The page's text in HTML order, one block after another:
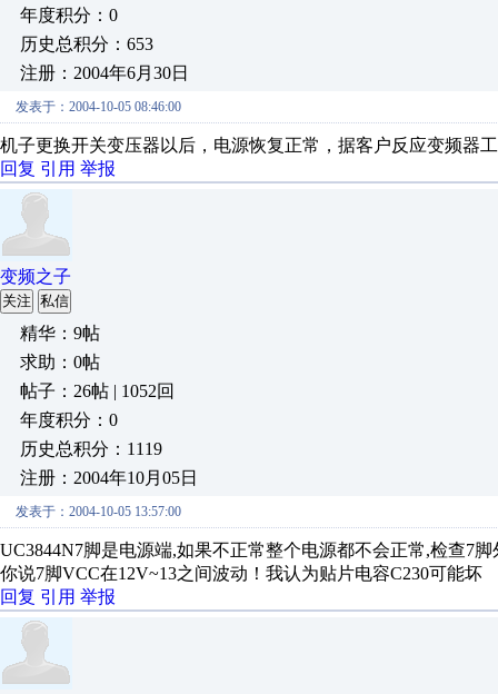
年度积分：0
历史总积分：653
注册：2004年6月30日
发表于：2004-10-05 08:46:00
机子更换开关变压器以后，电源恢复正常，据客户反应变频器
回复 引用 举报
变频之子
关注 私信
精华：9帖
求助：0帖
帖子：26帖 | 1052回
年度积分：0
历史总积分：1119
注册：2004年10月05日
发表于：2004-10-05 13:57:00
UC3844N7脚是电源端,如果不正常整个电源都不会正常,检查7
你说7脚VCC在12V~13之间波动！我认为贴片电容C230可能坏
回复 引用 举报